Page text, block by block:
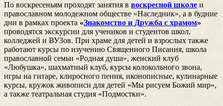
По воскресеньям проходят занятия в воскресной школе и
православном молодежном обществе «Наследник», а в будние
дни в рамках проекта «Знакомство и Дружба с храмом»
проводятся экскурсии для учеников и студентов школ,
колледжей и ВУЗов. При храме для детей и взрослых также
работают курсы по изучению Священного Писания, школа
православной семьи «Родная душа», женский клуб
«Любушка», шахматный клуб, курсы колокольного звона,
игры на гитаре, клиросного пения, иконописные, кулинарные
курсы, кружок живописи для детей «Мы рисуем Божий мир»,
а также театральная студия «Подмостки».